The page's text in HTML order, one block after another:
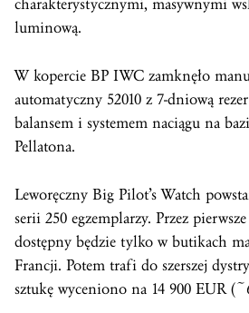
charakterystycznymi, masywnymi
luminową.
W kopercie BP IWC zamknęło
automatyczny 52010 z 7-dniową
balansem i systemem naciągu na
Pellatona.
Leworęczny Big Pilot’s Watch
serii 250 egzemplarzy. Przez
dostępny będzie tylko w butikach
Francji. Potem trafi do szerszej
sztukę wyceniono na 14 900 EUR